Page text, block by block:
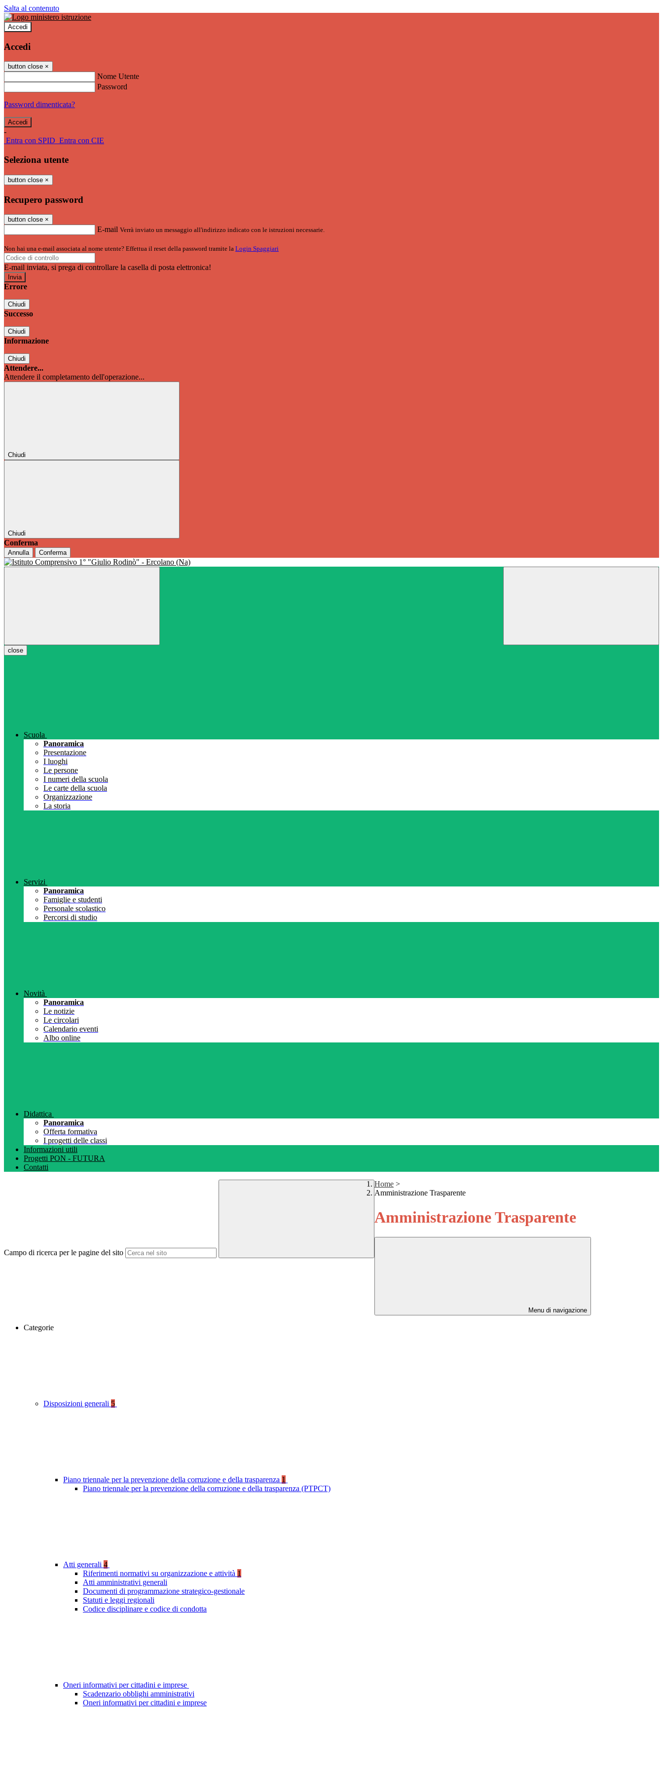
Salta al contenuto
Accedi
Accedi
button close ×
Nome Utente
Password
Password dimenticata?
-
Entra con SPID Entra con CIE
Seleziona utente
button close ×
Recupero password
button close ×
E-mail Verrà inviato un messaggio all'indirizzo indicato con le istruzioni necessarie.
Non hai una e-mail associata al nome utente? Effettua il reset della password tramite la Login Spaggiari
E-mail inviata, si prega di controllare la casella di posta elettronica!
Errore
Chiudi
Successo
Chiudi
Informazione
Chiudi
Attendere...
Attendere il completamento dell'operazione...
Chiudi
Chiudi
Conferma
Annulla Conferma
close
Scuola
Panoramica
Presentazione
I luoghi
Le persone
I numeri della scuola
Le carte della scuola
Organizzazione
La storia
Servizi
Panoramica
Famiglie e studenti
Personale scolastico
Percorsi di studio
Novità
Panoramica
Le notizie
Le circolari
Calendario eventi
Albo online
Didattica
Panoramica
Offerta formativa
I progetti delle classi
Informazioni utili
Progetti PON - FUTURA
Contatti
Campo di ricerca per le pagine del sito
Home >
Amministrazione Trasparente
Amministrazione Trasparente
Menu di navigazione
Categorie
Disposizioni generali 5
Piano triennale per la prevenzione della corruzione e della trasparenza 1
Piano triennale per la prevenzione della corruzione e della trasparenza (PTPCT)
Atti generali 4
Riferimenti normativi su organizzazione e attività 1
Atti amministrativi generali
Documenti di programmazione strategico-gestionale
Statuti e leggi regionali
Codice disciplinare e codice di condotta
Oneri informativi per cittadini e imprese
Scadenzario obblighi amministrativi
Oneri informativi per cittadini e imprese